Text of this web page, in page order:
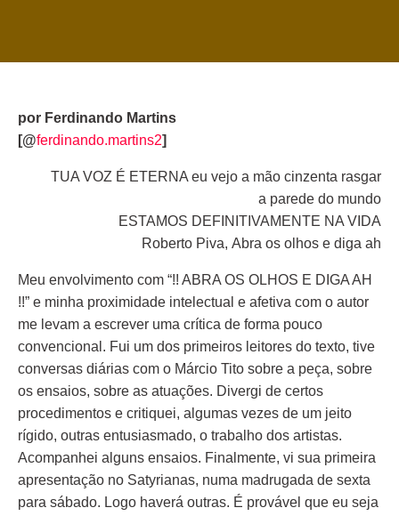
por Ferdinando Martins
[@ferdinando.martins2]
TUA VOZ É ETERNA eu vejo a mão cinzenta rasgar
a parede do mundo
ESTAMOS DEFINITIVAMENTE NA VIDA
Roberto Piva, Abra os olhos e diga ah
Meu envolvimento com “!! ABRA OS OLHOS E DIGA AH
!!” e minha proximidade intelectual e afetiva com o autor
me levam a escrever uma crítica de forma pouco
convencional. Fui um dos primeiros leitores do texto, tive
conversas diárias com o Márcio Tito sobre a peça, sobre
os ensaios, sobre as atuações. Divergi de certos
procedimentos e critiquei, algumas vezes de um jeito
rígido, outras entusiasmado, o trabalho dos artistas.
Acompanhei alguns ensaios. Finalmente, vi sua primeira
apresentação no Satyrianas, numa madrugada de sexta
para sábado. Logo haverá outras. É provável que eu seja